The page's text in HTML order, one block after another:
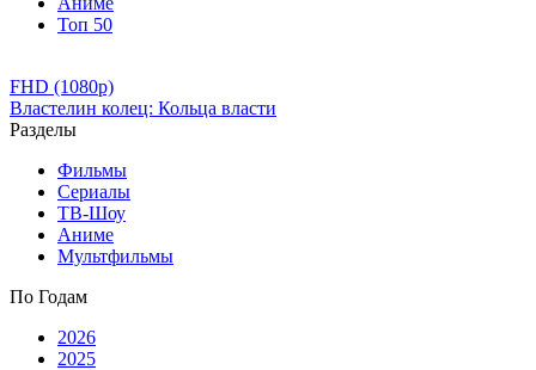
Топ 50
FHD (1080p)
Властелин колец: Кольца власти
Разделы
Фильмы
Сериалы
ТВ-Шоу
Аниме
Мультфильмы
По Годам
2026
2025